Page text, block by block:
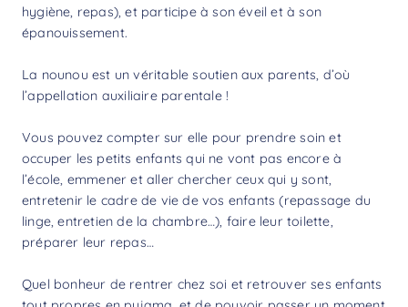
hygiène, repas), et participe à son éveil et à son
épanouissement.
La nounou est un véritable soutien aux parents, d’où
l’appellation auxiliaire parentale !
Vous pouvez compter sur elle pour prendre soin et
occuper les petits enfants qui ne vont pas encore à
l’école, emmener et aller chercher ceux qui y sont,
entretenir le cadre de vie de vos enfants (repassage du
linge, entretien de la chambre…), faire leur toilette,
préparer leur repas…
Quel bonheur de rentrer chez soi et retrouver ses enfants